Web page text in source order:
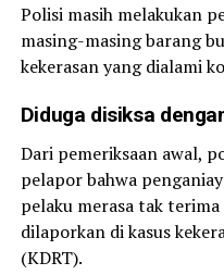
Polisi masih melakukan
masing-masing barang
kekerasan yang dialami
Diduga disiksa
Dari pemeriksaan awal,
pelapor bahwa
pelaku merasa tak
dilaporkan di kasus
(KDRT).